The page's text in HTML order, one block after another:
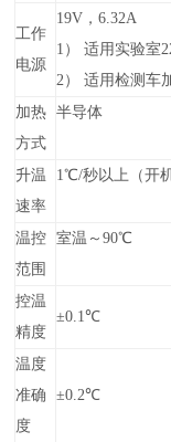
工作
电源
19V，6.32A
1）适用实验室
2）适用检测车
加热
方式
半导体
升温
速率
1℃/秒以上（开
温控
范围
室温～90℃
控温
精度
±0.1℃
温度
准确
度
±0.2℃